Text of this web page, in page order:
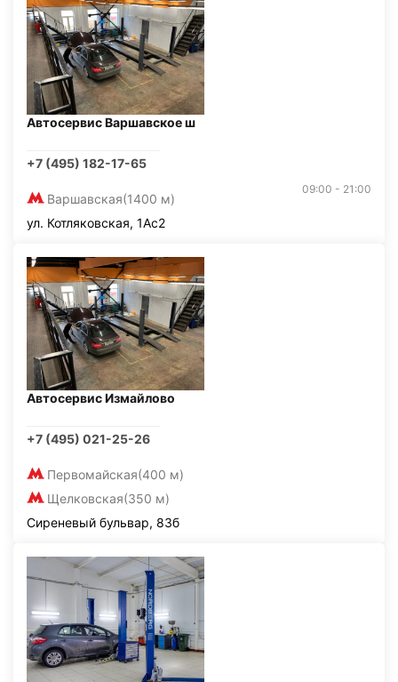
Автосервис Варшавское ш
+7 (495) 182-17-65
Варшавская(1400 м)
09:00 - 21:00
ул. Котляковская, 1Ас2
Автосервис Измайлово
+7 (495) 021-25-26
Первомайская(400 м)
Щелковская(350 м)
Сиреневый бульвар, 83б